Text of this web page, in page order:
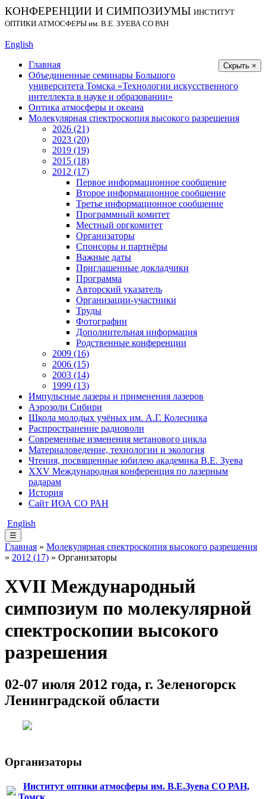
КОНФЕРЕНЦИИ И СИМПОЗИУМЫ ИНСТИТУТ
ОПТИКИ АТМОСФЕРЫ им. В.Е. ЗУЕВА СО РАН
English
Скрыть ×
Главная
Объединенные семинары Большого
университета Томска «Технологии искусственного
интеллекта в науке и образовании»
Оптика атмосферы и океана
Молекулярная спектроскопия высокого разрешения
2026 (21)
2023 (20)
2019 (19)
2015 (18)
2012 (17)
Первое информационное сообщение
Второе информационное сообщение
Третье информационное сообщение
Программный комитет
Местный оргкомитет
Организаторы
Спонсоры и партнёры
Важные даты
Приглашенные докладчики
Программа
Авторский указатель
Организации-участники
Труды
Фотографии
Дополнительная информация
Родственные конференции
2009 (16)
2006 (15)
2003 (14)
1999 (13)
Импульсные лазеры и применения лазеров
Аэрозоли Сибири
Школа молодых учёных им. А.Г. Колесника
Распространение радиоволн
Современные изменения метанового цикла
Материаловедение, технологии и экология
Чтения, посвященные юбилею академика В.Е. Зуева
XXV Международная конференция по лазерным
радарам
История
Сайт ИОА СО РАН
English
☰
Главная » Молекулярная спектроскопия высокого разрешения
» 2012 (17) » Организаторы
XVII Международный
симпозиум по молекулярной
спектроскопии высокого
разрешения
02-07 июля 2012 года, г. Зеленогорск
Ленинградской области
Организаторы
Институт оптики атмосферы им. В.Е.Зуева СО РАН,